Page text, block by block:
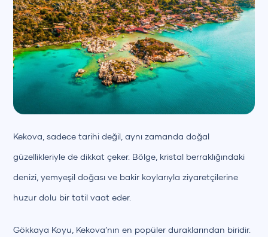
Kekova, sadece tarihi değil, aynı zamanda doğal
güzellikleriyle de dikkat çeker. Bölge, kristal berraklığındaki
denizi, yemyeşil doğası ve bakir koylarıyla ziyaretçilerine
huzur dolu bir tatil vaat eder.
Gökkaya Koyu, Kekova’nın en popüler duraklarından biridir.